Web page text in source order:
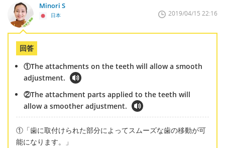
Minori S
日本 2019/04/15 22:16
回答
①The attachments on the teeth will allow a smooth
adjustment.
②The attachment parts applied to the teeth will
allow a smoother adjustment.
①「歯に取付けられた部分によってスムーズな歯の移動が可
能になります。」